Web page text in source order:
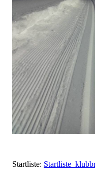
Startliste: